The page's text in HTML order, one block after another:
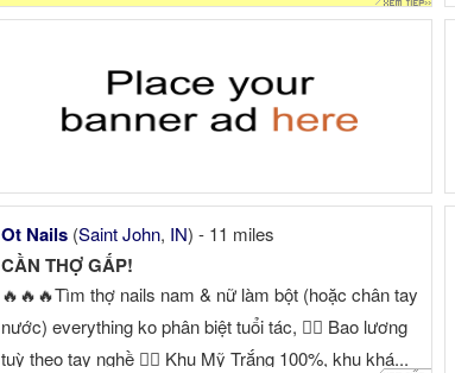
Ot Nails (Saint John, IN) - 11 miles
CẦN THỢ GẤP!
🔥🔥🔥Tìm thợ nails nam & nữ làm bột (hoặc chân tay
nước) everything ko phân biệt tuổi tác, 👉🏻 Bao lương
tuỳ theo tay nghề 👉🏻 Khu Mỹ Trắng 100%, khu khá...